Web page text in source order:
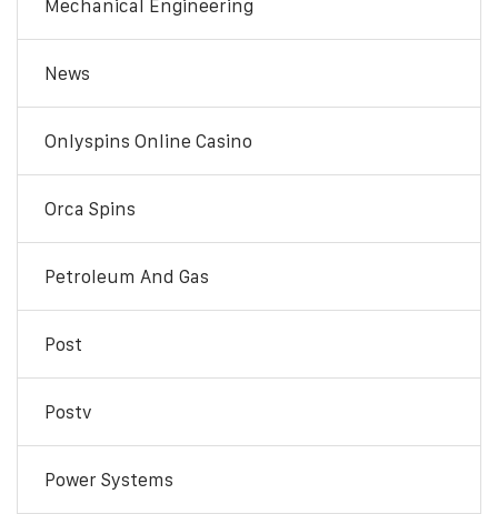
Mechanical Engineering
News
Onlyspins Online Casino
Orca Spins
Petroleum And Gas
Post
Postv
Power Systems